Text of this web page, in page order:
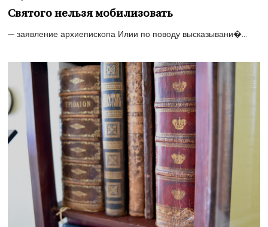
Святого нельзя мобилизовать
— заявление архиепископа Илии по поводу высказывани�...